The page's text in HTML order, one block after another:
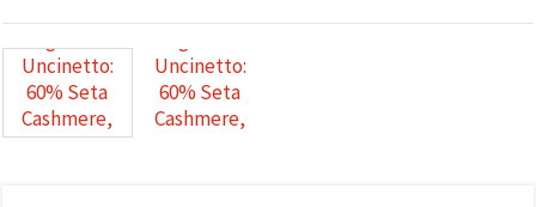
per
la nostra
offerta e
visualizzare
contenuti
personalizzati.